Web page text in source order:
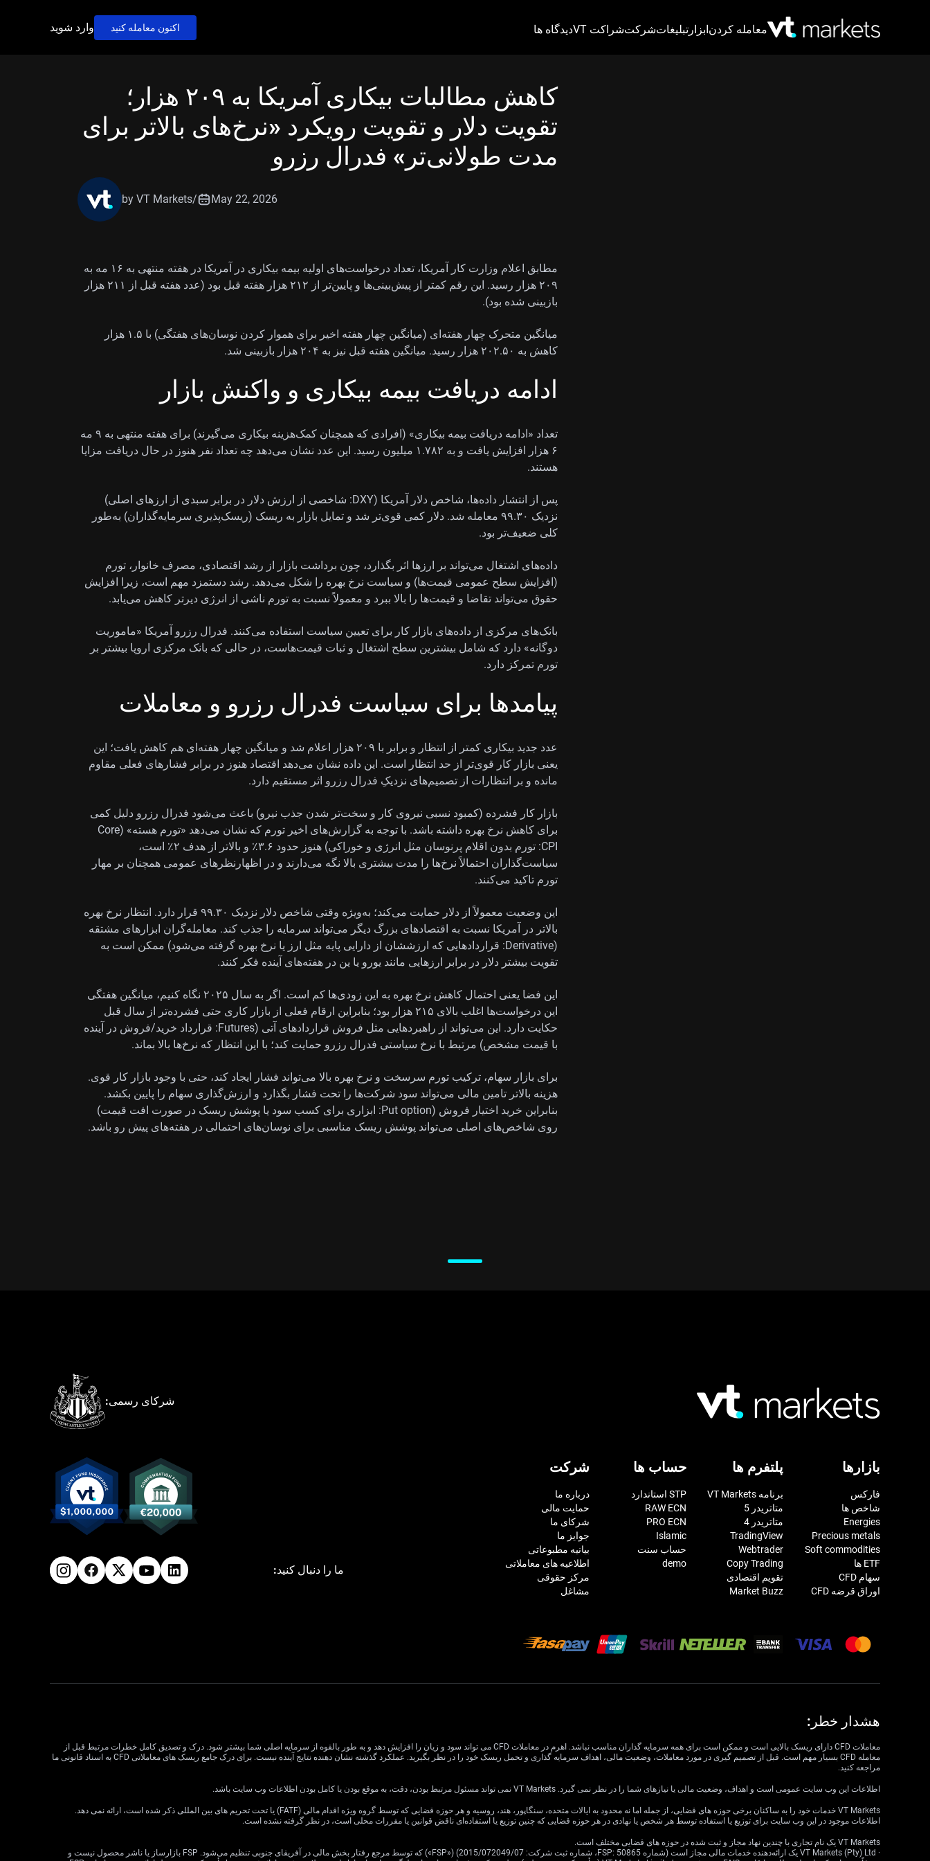
معامله کردنابزار تبلیغاتشرکتشراکت VT دیدگاه ها اکنون معامله کنید وارد شوید
کاهش مطالبات بیکاری آمریکا به ۲۰۹ هزار؛
تقویت دلار و تقویت رویکرد «نرخ‌های بالاتر برای
مدت طولانی‌تر» فدرال رزرو
by VT Markets/ May 22, 2026
مطابق اعلام وزارت کار آمریکا، تعداد درخواست‌های اولیه بیمه بیکاری در آمریکا در هفته منتهی به ۱۶ مه به
۲۰۹ هزار رسید. این رقم کمتر از پیش‌بینی‌ها و پایین‌تر از ۲۱۲ هزار هفته قبل بود (عدد هفته قبل از ۲۱۱ هزار
بازبینی شده بود).
میانگین متحرک چهار هفته‌ای (میانگین چهار هفته اخیر برای هموار کردن نوسان‌های هفتگی) با ۱.۵ هزار
کاهش به ۲۰۲.۵۰ هزار رسید. میانگین هفته قبل نیز به ۲۰۴ هزار بازبینی شد.
ادامه دریافت بیمه بیکاری و واکنش بازار
تعداد «ادامه دریافت بیمه بیکاری» (افرادی که همچنان کمک‌هزینه بیکاری می‌گیرند) برای هفته منتهی به ۹ مه
۶ هزار افزایش یافت و به ۱.۷۸۲ میلیون رسید. این عدد نشان می‌دهد چه تعداد نفر هنوز در حال دریافت مزایا
هستند.
پس از انتشار داده‌ها، شاخص دلار آمریکا (DXY: شاخصی از ارزش دلار در برابر سبدی از ارزهای اصلی)
نزدیک ۹۹.۳۰ معامله شد. دلار کمی قوی‌تر شد و تمایل بازار به ریسک (ریسک‌پذیری سرمایه‌گذاران) به‌طور
کلی ضعیف‌تر بود.
داده‌های اشتغال می‌تواند بر ارزها اثر بگذارد، چون برداشت بازار از رشد اقتصادی، مصرف خانوار، تورم
(افزایش سطح عمومی قیمت‌ها) و سیاست نرخ بهره را شکل می‌دهد. رشد دستمزد مهم است، زیرا افزایش
حقوق می‌تواند تقاضا و قیمت‌ها را بالا ببرد و معمولاً نسبت به تورم ناشی از انرژی دیرتر کاهش می‌یابد.
بانک‌های مرکزی از داده‌های بازار کار برای تعیین سیاست استفاده می‌کنند. فدرال رزرو آمریکا «ماموریت
دوگانه» دارد که شامل بیشترین سطح اشتغال و ثبات قیمت‌هاست، در حالی که بانک مرکزی اروپا بیشتر بر
تورم تمرکز دارد.
پیامدها برای سیاست فدرال رزرو و معاملات
عدد جدید بیکاری کمتر از انتظار و برابر با ۲۰۹ هزار اعلام شد و میانگین چهار هفته‌ای هم کاهش یافت؛ این
یعنی بازار کار قوی‌تر از حد انتظار است. این داده نشان می‌دهد اقتصاد هنوز در برابر فشارهای فعلی مقاوم
مانده و بر انتظارات از تصمیم‌های نزدیکِ فدرال رزرو اثر مستقیم دارد.
بازار کار فشرده (کمبود نسبی نیروی کار و سخت‌تر شدن جذب نیرو) باعث می‌شود فدرال رزرو دلیل کمی
برای کاهش نرخ بهره داشته باشد. با توجه به گزارش‌های اخیر تورم که نشان می‌دهد «تورم هسته» (Core
CPI: تورم بدون اقلام پرنوسان مثل انرژی و خوراکی) هنوز حدود ۳.۶٪ و بالاتر از هدف ۲٪ است،
سیاست‌گذاران احتمالاً نرخ‌ها را مدت بیشتری بالا نگه می‌دارند و در اظهارنظرهای عمومی همچنان بر مهار
تورم تاکید می‌کنند.
این وضعیت معمولاً از دلار حمایت می‌کند؛ به‌ویژه وقتی شاخص دلار نزدیک ۹۹.۳۰ قرار دارد. انتظار نرخ بهره
بالاتر در آمریکا نسبت به اقتصادهای بزرگ دیگر می‌تواند سرمایه را جذب کند. معامله‌گران ابزارهای مشتقه
(Derivative: قراردادهایی که ارزششان از دارایی پایه مثل ارز یا نرخ بهره گرفته می‌شود) ممکن است به
تقویت بیشتر دلار در برابر ارزهایی مانند یورو یا ین در هفته‌های آینده فکر کنند.
این فضا یعنی احتمال کاهش نرخ بهره به این زودی‌ها کم است. اگر به سال ۲۰۲۵ نگاه کنیم، میانگین هفتگی
این درخواست‌ها اغلب بالای ۲۱۵ هزار بود؛ بنابراین ارقام فعلی از بازار کاری حتی فشرده‌تر از سال قبل
حکایت دارد. این می‌تواند از راهبردهایی مثل فروش قراردادهای آتی (Futures: قرارداد خرید/فروش در آینده
با قیمت مشخص) مرتبط با نرخ سیاستی فدرال رزرو حمایت کند؛ با این انتظار که نرخ‌ها بالا بماند.
برای بازار سهام، ترکیب تورم سرسخت و نرخ بهره بالا می‌تواند فشار ایجاد کند، حتی با وجود بازار کار قوی.
هزینه بالاتر تامین مالی می‌تواند سود شرکت‌ها را تحت فشار بگذارد و ارزش‌گذاری سهام را پایین بکشد.
بنابراین خرید اختیار فروش (Put option: ابزاری برای کسب سود یا پوشش ریسک در صورت افت قیمت)
روی شاخص‌های اصلی می‌تواند پوشش ریسک مناسبی برای نوسان‌های احتمالی در هفته‌های پیش رو باشد.
شرکای رسمی:
بازارها
فارکس
شاخص ها
Energies
Precious metals
Soft commodities
ETF ها
سهام CFD
اوراق قرضه CFD
پلتفرم ها
برنامه VT Markets
متاتریدر 5
متاتریدر 4
TradingView
Webtrader
Copy Trading
تقویم اقتصادی
Market Buzz
حساب ها
STP استاندارد
RAW ECN
PRO ECN
Islamic
حساب سنت
demo
شرکت
درباره ما
حمایت مالی
شرکای ما
جوایز ما
بیانیه مطبوعاتی
اطلاعیه های معاملاتی
مرکز حقوقی
مشاغل
ما را دنبال کنید:
هشدار خطر:
معاملات CFD دارای ریسک بالایی است و ممکن است برای همه سرمایه گذاران مناسب نباشد. اهرم در معاملات CFD می تواند سود و زیان را افزایش دهد و به طور بالقوه از سرمایه اصلی شما بیشتر شود. درک و تصدیق کامل خطرات مرتبط قبل از
معامله CFD بسیار مهم است. قبل از تصمیم گیری در مورد معاملات، وضعیت مالی، اهداف سرمایه گذاری و تحمل ریسک خود را در نظر بگیرید. عملکرد گذشته نشان دهنده نتایج آینده نیست. برای درک جامع ریسک های معاملاتی CFD به اسناد قانونی ما
مراجعه کنید.
اطلاعات این وب سایت عمومی است و اهداف، وضعیت مالی یا نیازهای شما را در نظر نمی گیرد. VT Markets نمی تواند مسئول مرتبط بودن، دقت، به موقع بودن یا کامل بودن اطلاعات وب سایت باشد.
VT Markets خدمات خود را به ساکنان برخی حوزه های قضایی، از جمله اما نه محدود به ایالات متحده، سنگاپور، هند، روسیه و هر حوزه قضایی که توسط گروه ویژه اقدام مالی (FATF) یا تحت تحریم های بین المللی ذکر شده است، ارائه نمی دهد.
اطلاعات موجود در این وب سایت برای توزیع یا استفاده توسط هر شخص یا نهادی در هر حوزه قضایی که چنین توزیع یا استفاده‌ای ناقض قوانین یا مقررات محلی است، در نظر گرفته نشده است.
VT Markets یک نام تجاری با چندین نهاد مجاز و ثبت شده در حوزه های قضایی مختلف است.
· VT Markets (Pty) Ltd یک ارائه‌دهنده خدمات مالی مجاز است (شماره FSP: 50865، شماره ثبت شرکت: 2015/072049/07) («FSP») که توسط مرجع رفتار بخش مالی در آفریقای جنوبی تنظیم می‌شود. FSP بازارساز یا ناشر محصول نیست و